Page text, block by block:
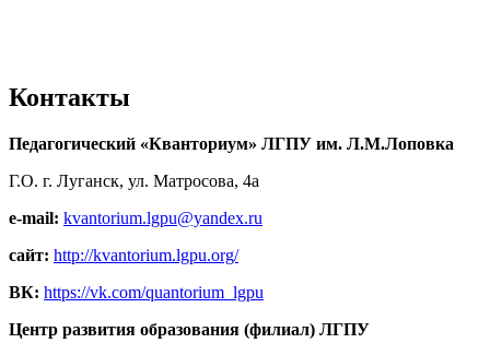
Контакты
Педагогический «Кванториум» ЛГПУ им. Л.М.Лоповка
Г.О. г. Луганск, ул. Матросова, 4а
e-mail: kvantorium.lgpu@yandex.ru
сайт: http://kvantorium.lgpu.org/
ВК: https://vk.com/quantorium_lgpu
Центр развития образования (филиал) ЛГПУ